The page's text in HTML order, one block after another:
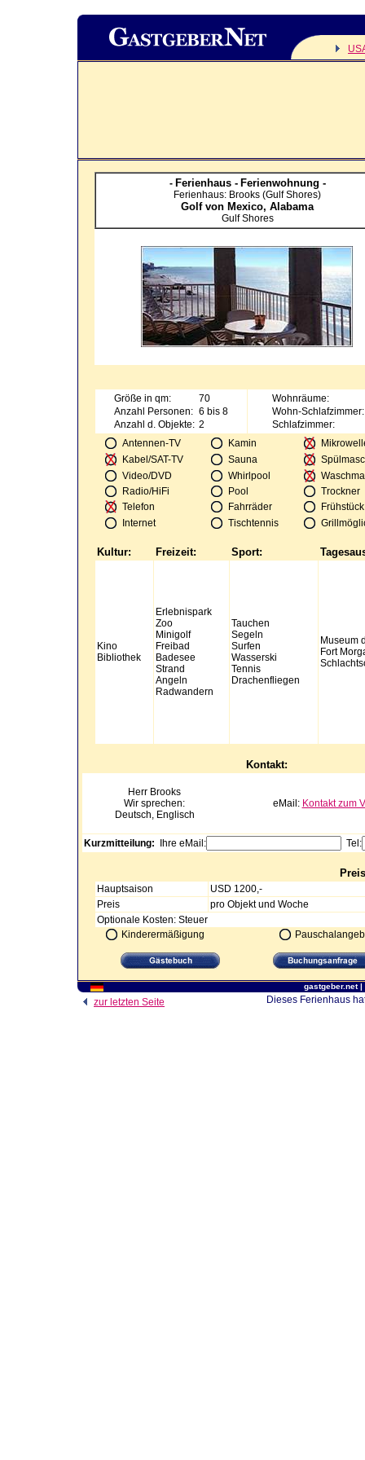
- Ferienhaus - Ferienwohnung -
Ferienhaus: Brooks (Gulf Shores)
Golf von Mexico, Alabama
Gulf Shores
Größe in qm:
70
Anzahl Personen: 6 bis 8
Anzahl d. Objekte: 2
Wohnräume:
Wohn-Schlafzimmer:
Schlafzimmer:
Antennen-TV
Kamin
Kabel/SAT-TV
Sauna
Video/DVD
Whirlpool
Radio/HiFi
Pool
Trockner
Telefon
Fahrräder
Internet
Tischtennis
Kultur: Freizeit: Sport:
Kino
Bibliothek
Erlebnispark
Zoo
Minigolf
Freibad
Badesee
Strand
Angeln
Radwandern
Tauchen
Segeln
Surfen
Wasserski
Tennis
Drachenfliegen
Museum
Fort
Kontakt:
Herr Brooks
Wir sprechen:
Deutsch, Englisch
eMail: Kontakt zum
Kurzmitteilung: Ihre eMail: Tel:
Hauptsaison
USD 1200,-
Preis
pro Objekt und Woche
Optionale Kosten: Steuer
Kinderermäßigung
gastgeber.net|
zur letzten Seite Dieses Ferienhaus